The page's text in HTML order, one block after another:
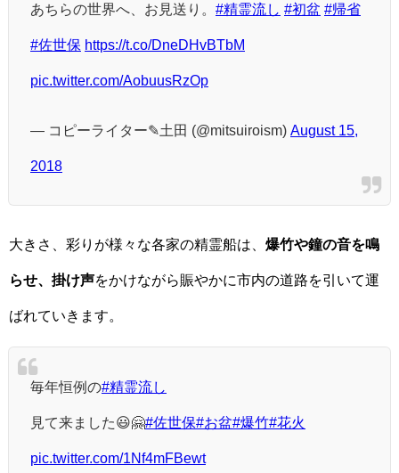
あちらの世界へ、お見送り。 #精霊流し #初盆 #帰省
#佐世保 https://t.co/DneDHvBTbM
pic.twitter.com/AobuusRzOp
— コピーライター✎土田 (@mitsuiroism) August 15,
2018
大きさ、彩りが様々な各家の精霊船は、 爆竹や鐘の音を鳴
らせ、掛け声をかけながら賑やかに市内の道路を引いて運
ばれていきます。
毎年恒例の#精霊流し
見て来ました😃🤗#佐世保#お盆#爆竹#花火
pic.twitter.com/1Nf4mFBewt